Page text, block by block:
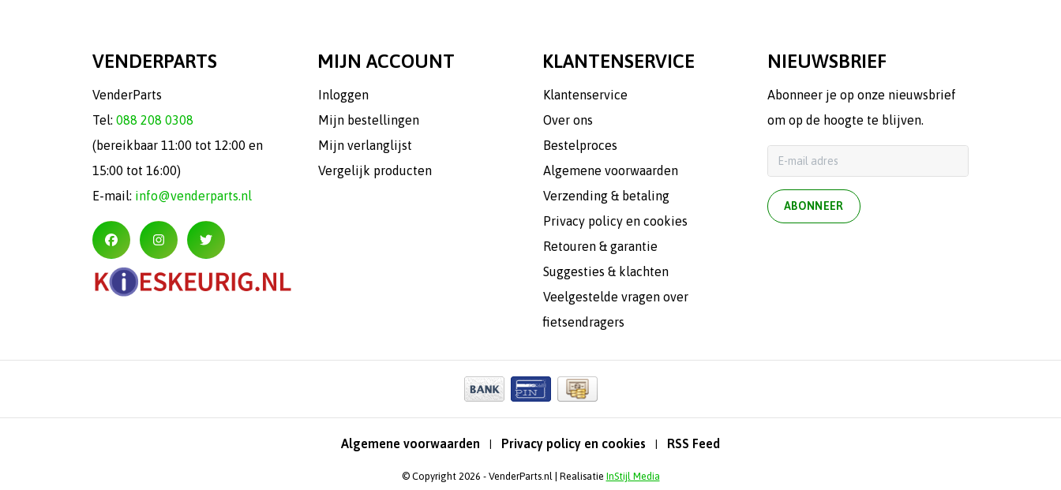
VENDERPARTS
VenderParts
Tel: 088 208 0308
(bereikbaar 11:00 tot 12:00 en
15:00 tot 16:00)
E-mail: info@venderparts.nl
MIJN ACCOUNT
Inloggen
Mijn bestellingen
Mijn verlanglijst
Vergelijk producten
KLANTENSERVICE
Klantenservice
Over ons
Bestelproces
Algemene voorwaarden
Verzending & betaling
Privacy policy en cookies
Retouren & garantie
Suggesties & klachten
Veelgestelde vragen over
fietsendragers
NIEUWSBRIEF
Abonneer je op onze nieuwsbrief
om op de hoogte te blijven.
ABONNEER
Algemene voorwaarden | Privacy policy en cookies | RSS Feed
© Copyright 2026 - VenderParts.nl | Realisatie InStijl Media